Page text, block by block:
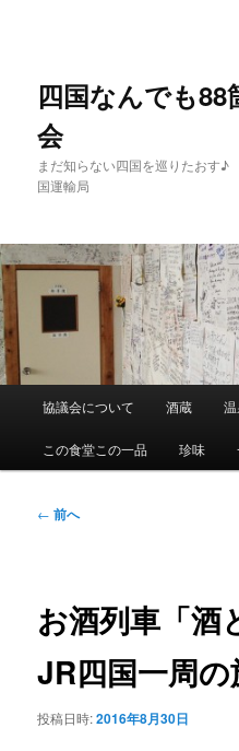
動
四国なんでも88
会
まだ知らない四国を巡り
国運輸局
メ
協議会について 酒蔵
この食堂この一品 珍味
投
ゲ
ー
ョ
← 前へ
お酒列車「酒
JR四国一周
投稿日時:2016年8月30日